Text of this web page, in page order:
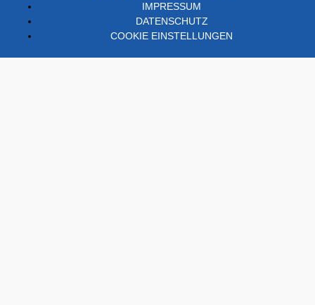
IMPRESSUM
DATENSCHUTZ
COOKIE EINSTELLUNGEN